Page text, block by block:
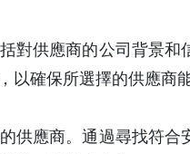
對供應商的公司背景
確保所選擇的供應商
供應商。通過尋找符